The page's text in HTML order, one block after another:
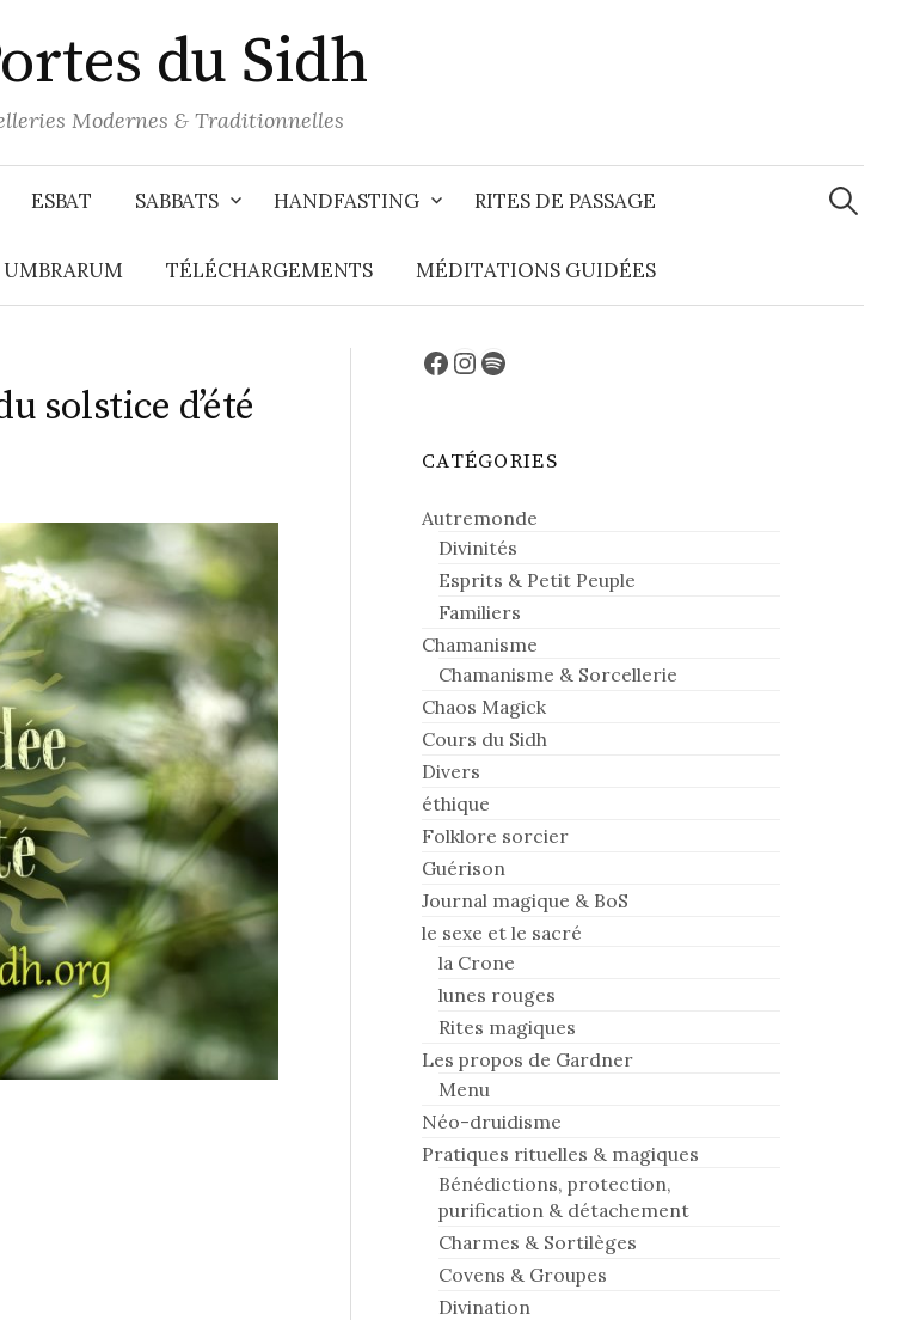
du Sidh
Modernes & Traditionnelles
ESBAT SABBATS HANDFASTING RITES DE PASSAGE
UMBRARUM TÉLÉCHARGEMENTS MÉDITATIONS GUIDÉES
solstice d’été
Facebook
Instagram
Spotify
CATÉGORIES
Autremonde
Divinités
Esprits & Petit Peuple
Familiers
Chamanisme
Chamanisme & Sorcellerie
Chaos Magick
Cours du Sidh
Divers
éthique
Folklore sorcier
Guérison
Journal magique & BoS
le sexe et le sacré
la Crone
lunes rouges
Rites magiques
Les propos de Gardner
Menu
Néo-druidisme
Pratiques rituelles & magiques
Bénédictions, protection,
purification & détachement
Charmes & Sortilèges
Covens & Groupes
Divination